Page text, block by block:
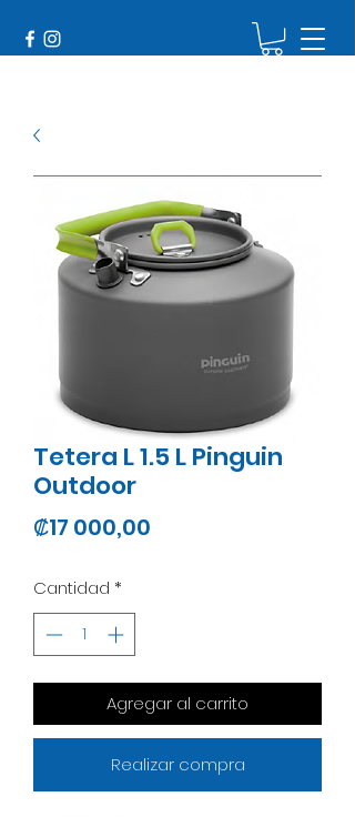
Tetera L 1.5 L Pinguin
Outdoor
₡17 000,00
Cantidad *
Agregar al carrito
Realizar compra